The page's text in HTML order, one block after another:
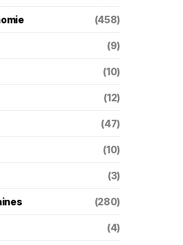
(458)
(9)
(10)
(12)
(47)
(10)
(3)
(280)
(4)